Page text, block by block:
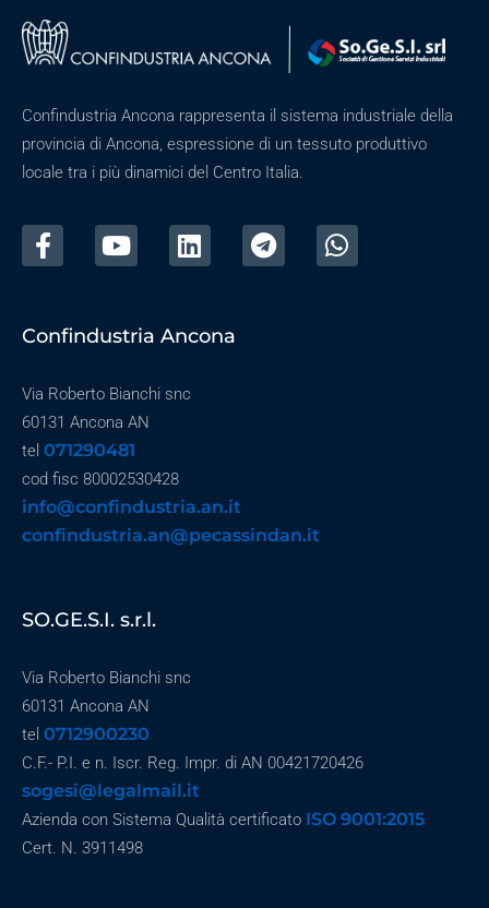
Confindustria Ancona rappresenta il sistema industriale della
provincia di Ancona, espressione di un tessuto produttivo
locale tra i più dinamici del Centro Italia.
Confindustria Ancona
Via Roberto Bianchi snc
60131 Ancona AN
tel 071290481
cod fisc 80002530428
info@confindustria.an.it
confindustria.an@pecassindan.it
SO.GE.S.I. s.r.l.
Via Roberto Bianchi snc
60131 Ancona AN
tel 0712900230
C.F.- P.I. e n. Iscr. Reg. Impr. di AN 00421720426
sogesi@legalmail.it
Azienda con Sistema Qualità certificato ISO 9001:2015
Cert. N. 3911498